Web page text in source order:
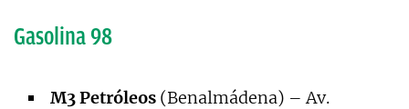
Gasolina 98
M3 Petróleos (Benalmádena) – Av.